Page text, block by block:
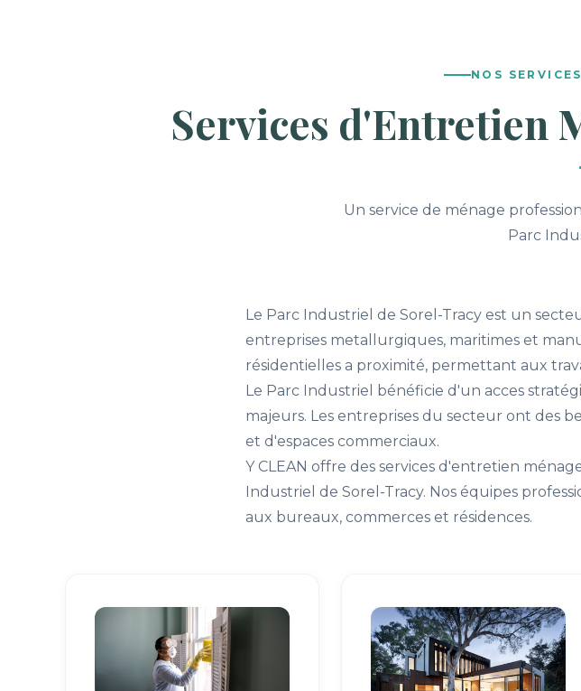
NOS
Services d'Entretien
Un service de ménage
Parc
Le Parc Industriel de Sorel-Tracy est un
entreprises metallurgiques, maritimes et
résidentielles a proximité, permettant aux
Le Parc Industriel bénéficie d'un acces
majeurs. Les entreprises du secteur ont des
et d'espaces commerciaux.
Y CLEAN offre des services d'entretien
Industriel de Sorel-Tracy. Nos équipes
aux bureaux, commerces et résidences.